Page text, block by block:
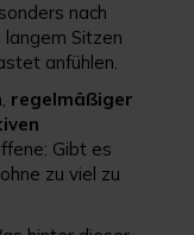
nach
Sitzen
anfühlen.
, regelmäßiger
Gibt es
zu viel zu